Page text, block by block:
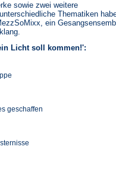
sowie zwei weitere
Thematiken
ein
Licht soll kommen!':
geschaffen